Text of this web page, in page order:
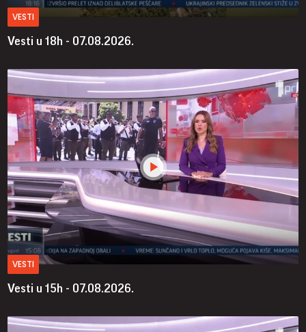
VESTI
Vesti u 18h - 07.08.2026.
VESTI
Vesti u 15h - 07.08.2026.